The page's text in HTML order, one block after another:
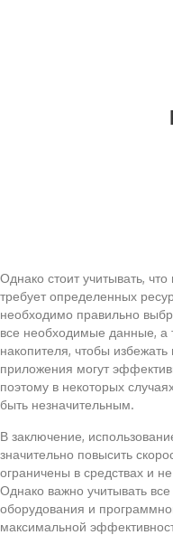
Однако стоит учитывать,
требует определенных
необходимо правильно
все необходимые данные, а
накопителя, чтобы
приложения могут
поэтому в некоторых
быть незначительным.
В заключение,
значительно повысить
ограничены в средствах и
Однако важно учитывать
оборудования и
максимальной